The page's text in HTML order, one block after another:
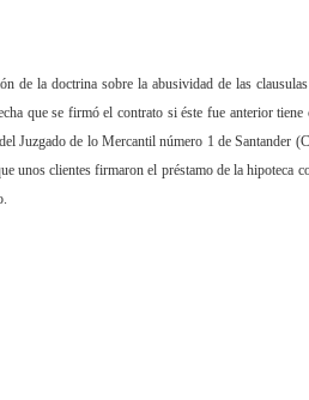
de la doctrina sobre la abusividad de las
que se firmó el contrato si éste fue anterior tiene
Juzgado de lo Mercantil número 1 de Santander
unos clientes firmaron el préstamo de la hipoteca